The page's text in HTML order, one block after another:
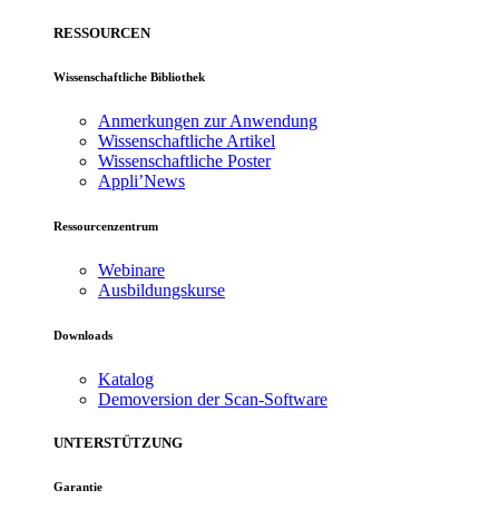
RESSOURCEN
Wissenschaftliche Bibliothek
Anmerkungen zur Anwendung
Wissenschaftliche Artikel
Wissenschaftliche Poster
Appli’News
Ressourcenzentrum
Webinare
Ausbildungskurse
Downloads
Katalog
Demoversion der Scan-Software
UNTERSTÜTZUNG
Garantie